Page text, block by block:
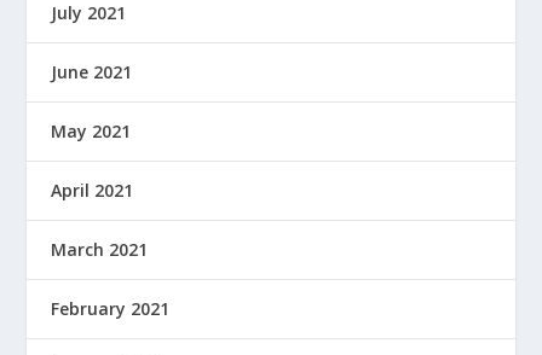
July 2021
June 2021
May 2021
April 2021
March 2021
February 2021